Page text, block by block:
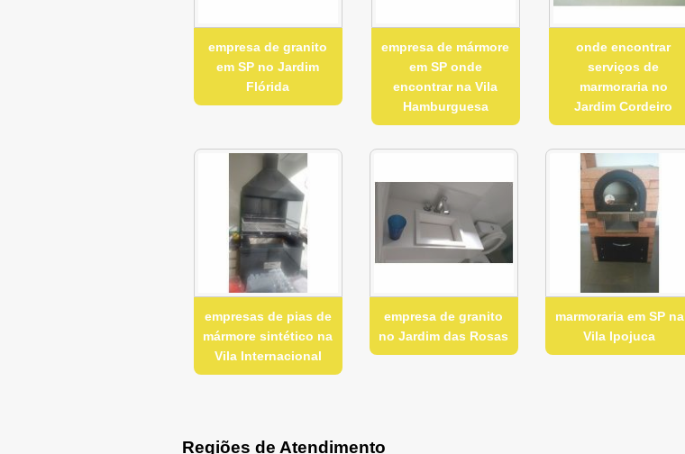
empresa de granito
em SP no Jardim
Flórida
empresa de mármore
em SP onde
encontrar na Vila
Hamburguesa
onde encontrar
serviços de
marmoraria no
Jardim Cordeiro
empresas de pias de
mármore sintético na
Vila Internacional
empresa de granito
no Jardim das Rosas
marmoraria em SP na
Vila Ipojuca
Regiões de Atendimento